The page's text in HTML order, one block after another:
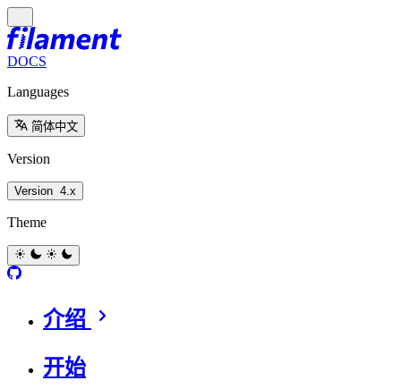
DOCS
Languages
简体中文
Version
Version 4.x
Theme
介绍
开始